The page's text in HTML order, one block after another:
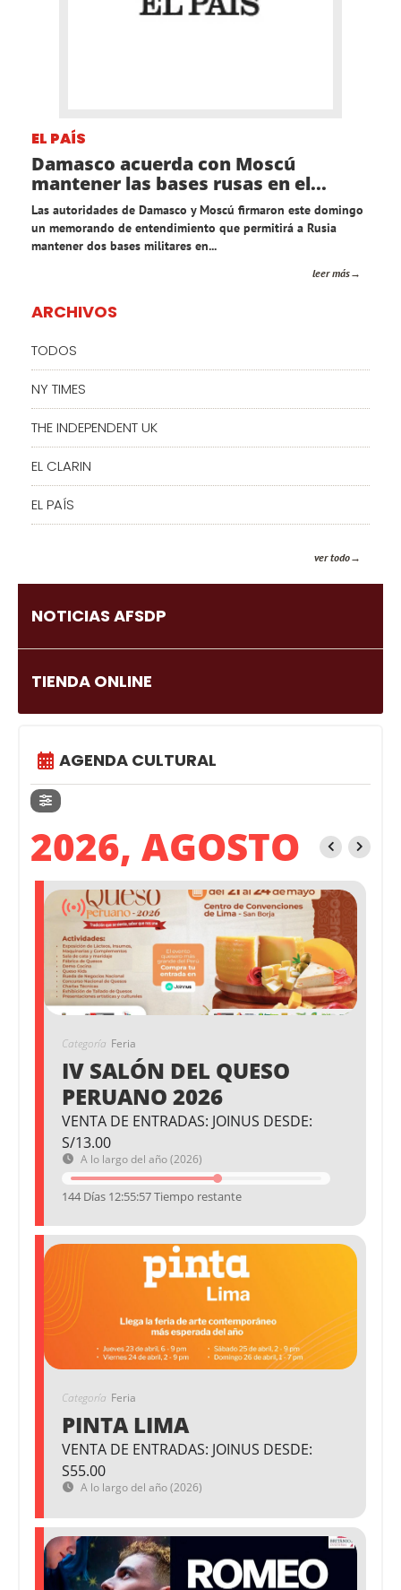
EL PAÍS
Damasco acuerda con Moscú
mantener las bases rusas en el...
Las autoridades de Damasco y Moscú firmaron este domingo
un memorando de entendimiento que permitirá a Rusia
mantener dos bases militares en...
leer más
ARCHIVOS
TODOS
NY TIMES
THE INDEPENDENT UK
EL CLARIN
EL PAÍS
ver todo
NOTICIAS AFSDP
TIENDA ONLINE
AGENDA CULTURAL
2026, AGOSTO
Categoría Feria
IV SALÓN DEL QUESO
PERUANO 2026
VENTA DE ENTRADAS: JOINUS DESDE:
S/13.00
A lo largo del año (2026)
144 Días 12:55:56 Tiempo restante
Categoría Feria
PINTA LIMA
VENTA DE ENTRADAS: JOINUS DESDE:
S55.00
A lo largo del año (2026)